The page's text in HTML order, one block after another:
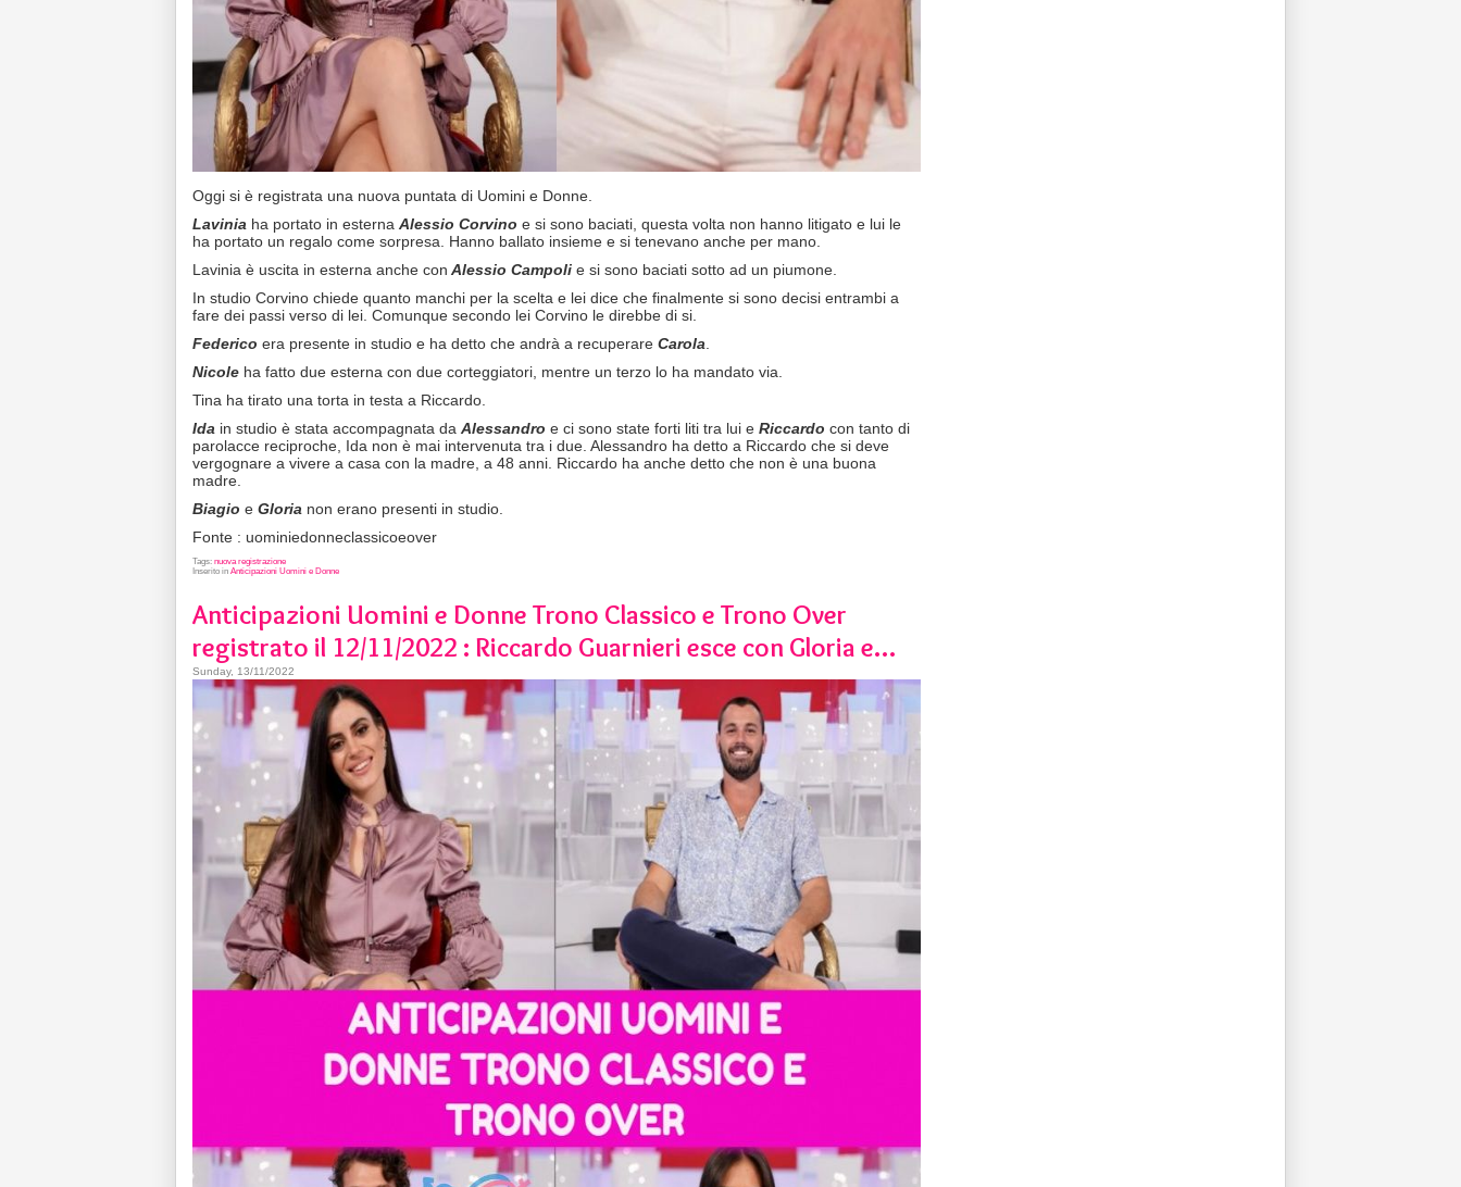
Oggi si è registrata una nuova puntata di Uomini e Donne.
Lavinia ha portato in esterna Alessio Corvino e si sono baciati, questa volta non hanno litigato e lui le
ha portato un regalo come sorpresa. Hanno ballato insieme e si tenevano anche per mano.
Lavinia è uscita in esterna anche con Alessio Campoli e si sono baciati sotto ad un piumone.
In studio Corvino chiede quanto manchi per la scelta e lei dice che finalmente si sono decisi entrambi a
fare dei passi verso di lei. Comunque secondo lei Corvino le direbbe di si.
Federico era presente in studio e ha detto che andrà a recuperare Carola
Nicole ha fatto due esterna con due corteggiatori, mentre un terzo lo ha mandato via.
Tina ha tirato una torta in testa a Riccardo.
Ida in studio è stata accompagnata da Alessandro e ci sono state forti liti tra lui e Riccardo con tanto di
parolacce reciproche, Ida non è mai intervenuta tra i due. Alessandro ha detto a Riccardo che si deve
vergognare a vivere a casa con la madre, a 48 anni. Riccardo ha anche detto che non è una buona
madre.
Biagio e Gloria non erano presenti in studio.
Fonte : uominiedonneclassicoeover
Tags: nuova registrazione
Inserito in Anticipazioni Uomini e Donne
Anticipazioni Uomini e Donne Trono Classico e Trono Over
registrato il 12/11/2022 : Riccardo Guarnieri esce con Gloria e…
Sunday, 13/11/2022